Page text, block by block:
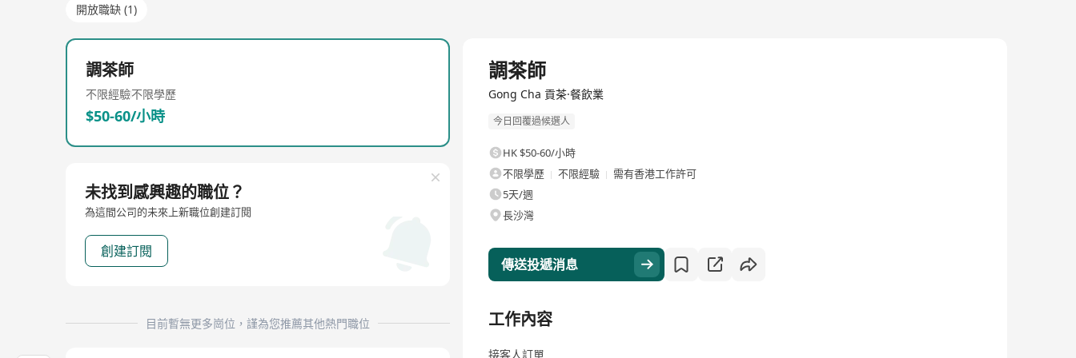
開放職缺 (1)
調茶師
不限經驗不限學歷
$50-60/小時
未找到感興趣的職位？
為這間公司的未來上新職位創建訂閱
創建訂閱
目前暫無更多崗位，謹為您推薦其他熱門職位
調茶師
Gong Cha 貢茶·餐飲業
今日回覆過候選人
HK $50-60/小時
不限學歷
不限經驗
需有香港工作許可
5天/週
長沙灣
傳送投遞消息
工作內容
接客人訂單